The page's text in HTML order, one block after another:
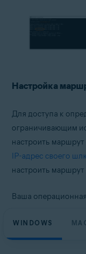
Настройка
Для доступа к
ограничивающим
настроить
IP-адрес своего
настроить маршрут
Ваша
WINDOWS